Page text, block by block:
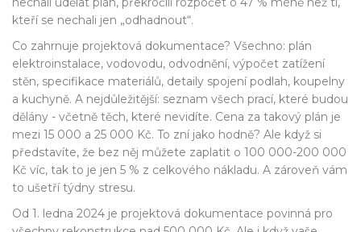
kteří se nechali jen „odhadnout“.
Co zahrnuje projektová dokumentace? Všechno: plán
elektroinstalace, vodovodu, odvodnění, výpočet zatížení
stěn, specifikace materiálů, detaily spojení podlah, koupelny
a kuchyně. A nejdůležitější: seznam všech prací, které budou
dělány - včetně těch, které nevidíte. Cena za takový plán je
mezi 15 000 a 25 000 Kč. To zní jako hodně? Ale když si
představíte, že bez něj můžete zaplatit o 100 000-200 000
Kč víc, tak to je jen 5 % z celkového nákladu. A zároveň vám
to ušetří týdny stresu.
Od 1. ledna 2024 je projektová dokumentace povinná pro